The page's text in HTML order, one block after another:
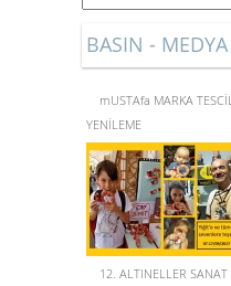
BASIN - MEDYA
mUSTAfa MARKA TESCİL
YENİLEME
12. ALTINELLER SANAT